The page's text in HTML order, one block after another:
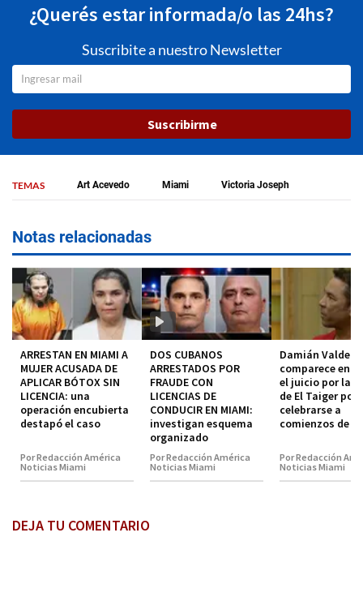
¿Querés estar informada/o las 24hs?
Suscribite a nuestro Newsletter
Suscribirme
TEMAS Art Acevedo Miami Victoria Joseph
Notas relacionadas
ARRESTAN EN MIAMI A
MUJER ACUSADA DE
APLICAR BÓTOX SIN
LICENCIA: una
operación encubierta
destapó el caso
Por Redacción América
Noticias Miami
DOS CUBANOS
ARRESTADOS POR
FRAUDE CON
LICENCIAS DE
CONDUCIR EN MIAMI:
investigan esquema
organizado
Por Redacción América
Noticias Miami
Damián Valdez
comparece en
el juicio por la
de El Taiger
celebrarse a
comienzos de
Por Redacción
Noticias Miami
DEJA TU COMENTARIO